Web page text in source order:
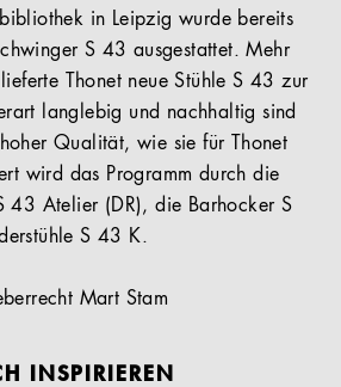
in Leipzig wurde bereits
S 43 ausgestattet. Mehr
Thonet neue Stühle S 43 zur
langlebig und nachhaltig sind
Qualität, wie sie für Thonet
wird das Programm durch die
43 Atelier (DR), die Barhocker S
S 43 K.
Mart Stam
INSPIRIEREN